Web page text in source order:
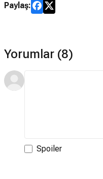
Paylaş:
Yorumlar (8)
Spoiler